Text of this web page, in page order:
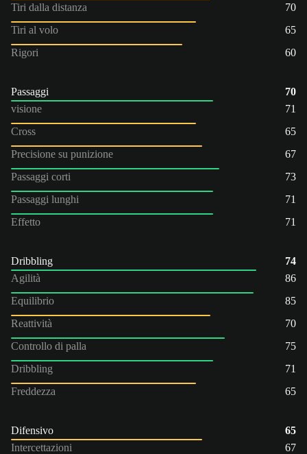
Tiri dalla distanza
70
Tiri al volo
65
Rigori
60
Passaggi
70
visione
71
Cross
65
Precisione su punizione
67
Passaggi corti
73
Passaggi lunghi
71
Effetto
71
Dribbling
74
Agilità
86
Equilibrio
85
Reattività
70
Controllo di palla
75
Dribbling
71
Freddezza
65
Difensivo
65
Intercettazioni
67